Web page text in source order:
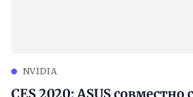
NVIDIA